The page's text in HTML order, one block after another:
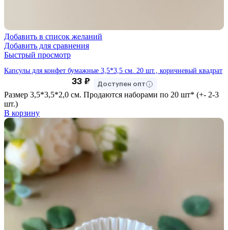
Добавить в список желаний
Добавить для сравнения
Быстрый просмотр
Капсулы для конфет бумажные 3,5*3,5 см. 20 шт., коричневый квадрат
33 ₽ Доступен опт
Размер 3,5*3,5*2,0 см. Продаются наборами по 20 шт* (+- 2-3
шт.)
В корзину